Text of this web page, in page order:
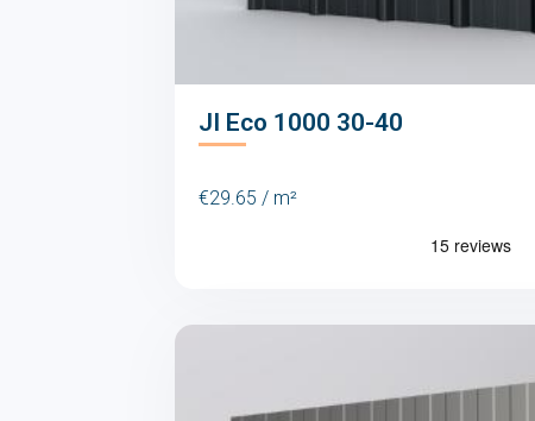
JI Eco 1000 30-40
€29.65 / m²